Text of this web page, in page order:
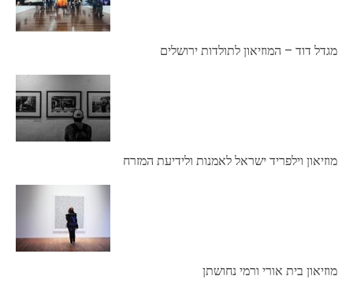
מגדל דוד – המוזיאון לתולדות ירושלים
מוזיאון וילפריד ישראל לאמנות ולידיעת המזרח
מוזיאון בית אורי ורמי נחושתן